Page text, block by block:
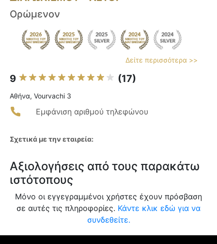
Ορώμενον
Δείτε περισσότερα >>
9 (17)
Αθήνα, Vourvachi 3
Εμφάνιση αριθμού τηλεφώνου
Σχετικά με την εταιρεία:
Αξιολογήσεις από τους παρακάτω
ιστότοπους
Μόνο οι εγγεγραμμένοι χρήστες έχουν πρόσβαση
σε αυτές τις πληροφορίες. Κάντε κλικ εδώ για να
συνδεθείτε.